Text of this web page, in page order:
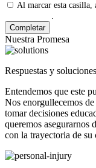
Al marcar esta casilla,
.
Nuestra Promesa
Respuestas y soluciones
Entendemos que este
Nos enorgullecemos de
tomar decisiones
queremos asegurarnos
con la trayectoria de su